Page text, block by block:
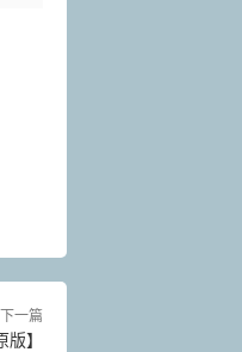
下一篇
】